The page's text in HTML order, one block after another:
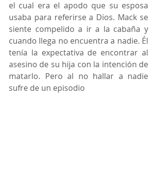
el cual era el apodo que su esposa
usaba para referirse a Dios. Mack se
siente compelido a ir a la cabaña y
cuando llega no encuentra a nadie. Él
tenía la expectativa de encontrar al
asesino de su hija con la intención de
matarlo. Pero al no hallar a nadie
sufre de un episodio